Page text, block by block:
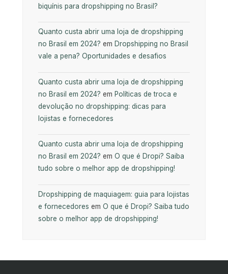
biquínis para dropshipping no Brasil?
Quanto custa abrir uma loja de dropshipping
no Brasil em 2024? em Dropshipping no Brasil
vale a pena? Oportunidades e desafios
Quanto custa abrir uma loja de dropshipping
no Brasil em 2024? em Políticas de troca e
devolução no dropshipping: dicas para
lojistas e fornecedores
Quanto custa abrir uma loja de dropshipping
no Brasil em 2024? em O que é Dropi? Saiba
tudo sobre o melhor app de dropshipping!
Dropshipping de maquiagem: guia para lojistas
e fornecedores em O que é Dropi? Saiba tudo
sobre o melhor app de dropshipping!